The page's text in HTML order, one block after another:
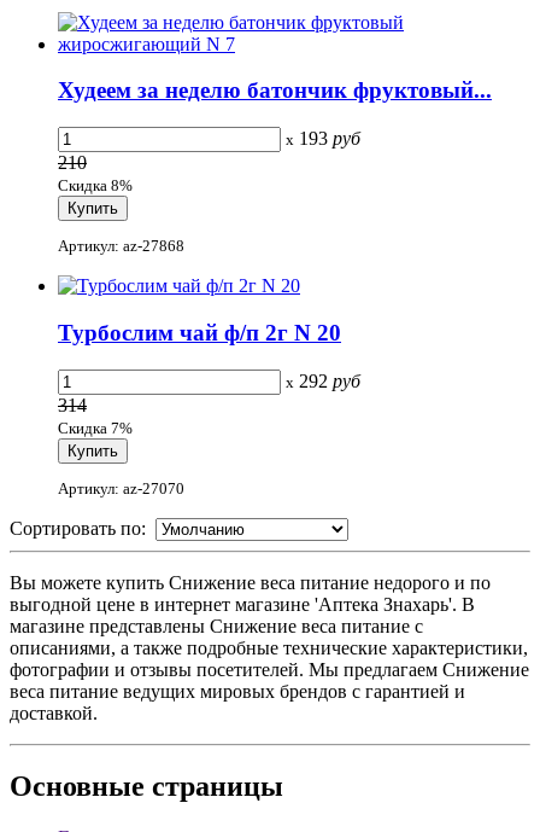
Худеем за неделю батончик фруктовый...
x 193 руб
210
Скидка 8%
Артикул: az-27868
Турбослим чай ф/п 2г N 20
x 292 руб
314
Скидка 7%
Артикул: az-27070
Сортировать по:
Вы можете купить Снижение веса питание недорого и по
выгодной цене в интернет магазине 'Аптека Знахарь'. В
магазине представлены Снижение веса питание с
описаниями, а также подробные технические характеристики,
фотографии и отзывы посетителей. Мы предлагаем Снижение
веса питание ведущих мировых брендов с гарантией и
доставкой.
Основные страницы